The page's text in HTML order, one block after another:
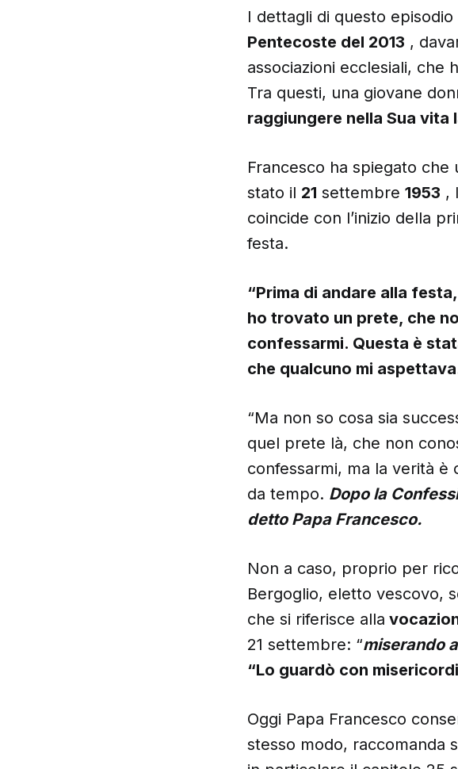
I dettagli di questo episodio
Pentecoste del 2013 ,
associazioni ecclesiali, che
Tra questi, una giovane
raggiungere nella Sua vita
Francesco ha spiegato che
stato il 21 settembre 1953 ,
coincide con l’inizio della
festa.
“Prima di andare alla
ho trovato un prete, che
confessarmi. Questa è
che qualcuno mi
“Ma non so cosa sia
quel prete là, che non
confessarmi, ma la verità è
da tempo. Dopo la
detto Papa Francesco.
Non a caso, proprio per
Bergoglio, eletto vescovo,
che si riferisce alla
21 settembre: “miserando
“Lo guardò con
Oggi Papa Francesco
stesso modo, raccomanda